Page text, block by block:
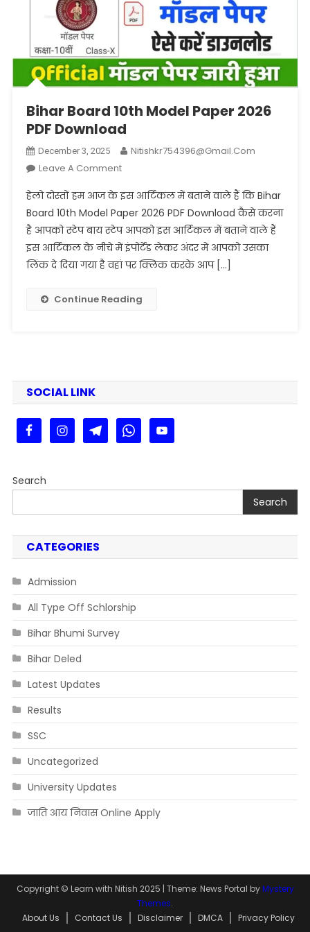
Bihar Board 10th Model Paper 2026
PDF Download
December 3, 2025
Nitishkr754396@gmail.com
Leave A CommentOn
Board
10th
Model
Paper
2026
Download
हेलो दोस्तों हम आज के इस आर्टिकल में बताने वाले हैं कि Bihar
Board 10th Model Paper 2026 PDF Download कैसे करना
है आपको स्टेप बाय स्टेप आपको इस आर्टिकल में बताने वाले हैं
इस आर्टिकल के नीचे में इंपोर्टेड लेकर अंदर में आपको उसका
लिंक दे दिया गया है वहां पर क्लिक करके आप […]
Continue Reading
SOCIAL LINK
Search
Search
CATEGORIES
Admission
All Type Off Schlorship
Bihar Bhumi Survey
Bihar Deled
Latest Updates
Results
SSC
Uncategorized
University Updates
जाति आय निवास Online Apply
Copyright © Learn with Nitish 2025 | Theme: News Portal byMystery
Themes.
About Us
Contact Us Disclaimer DMCA Privacy Policy